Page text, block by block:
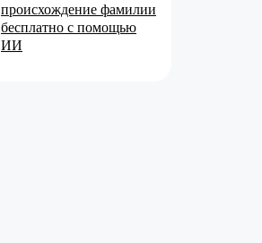
происхождение фамилии
бесплатно с помощью
ИИ